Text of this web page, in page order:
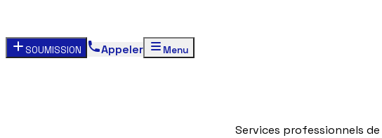
SOUMISSION Appeler Menu
Services professionnels de